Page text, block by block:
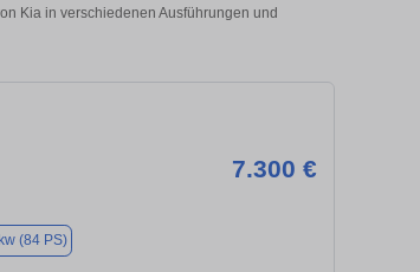
Kia in verschiedenen Ausführungen und
7.300 €
(84 PS)